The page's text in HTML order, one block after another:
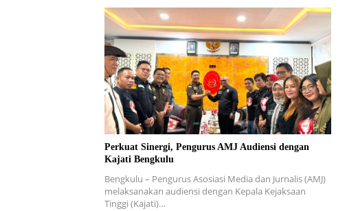
Perkuat Sinergi, Pengurus AMJ Audiensi dengan
Kajati Bengkulu
Bengkulu – Pengurus Asosiasi Media dan Jurnalis (AMJ)
melaksanakan audiensi dengan Kepala Kejaksaan
Tinggi (Kajati)…